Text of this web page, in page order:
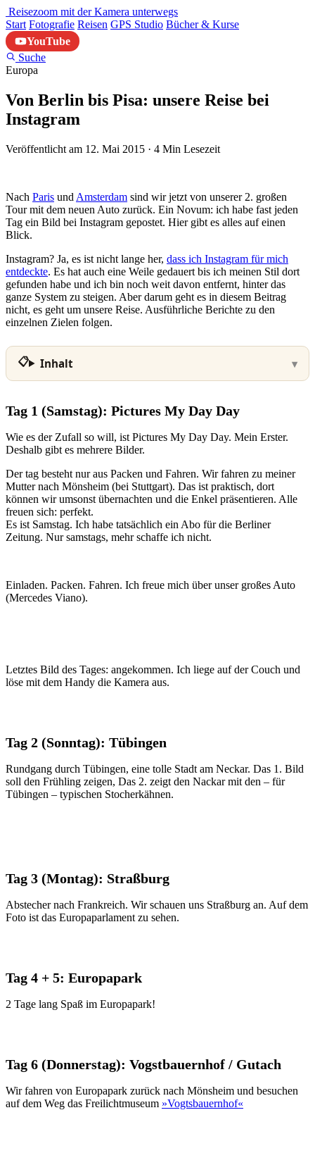
Reisezoom mit der Kamera unterwegs
Start Fotografie Reisen GPS Studio Bücher & Kurse
YouTube
Suche
Europa
Von Berlin bis Pisa: unsere Reise bei
Instagram
Veröffentlicht am 12. Mai 2015 · 4 Min Lesezeit
Nach Paris und Amsterdam sind wir jetzt von unserer 2. großen
Tour mit dem neuen Auto zurück. Ein Novum: ich habe fast jeden
Tag ein Bild bei Instagram gepostet. Hier gibt es alles auf einen
Blick.
Instagram? Ja, es ist nicht lange her, dass ich Instagram für mich
entdeckte. Es hat auch eine Weile gedauert bis ich meinen Stil dort
gefunden habe und ich bin noch weit davon entfernt, hinter das
ganze System zu steigen. Aber darum geht es in diesem Beitrag
nicht, es geht um unsere Reise. Ausführliche Berichte zu den
einzelnen Zielen folgen.
Inhalt
Tag 1 (Samstag): Pictures My Day Day
Wie es der Zufall so will, ist Pictures My Day Day. Mein Erster.
Deshalb gibt es mehrere Bilder.
Der tag besteht nur aus Packen und Fahren. Wir fahren zu meiner
Mutter nach Mönsheim (bei Stuttgart). Das ist praktisch, dort
können wir umsonst übernachten und die Enkel präsentieren. Alle
freuen sich: perfekt.
Es ist Samstag. Ich habe tatsächlich ein Abo für die Berliner
Zeitung. Nur samstags, mehr schaffe ich nicht.
Einladen. Packen. Fahren. Ich freue mich über unser großes Auto
(Mercedes Viano).
Letztes Bild des Tages: angekommen. Ich liege auf der Couch und
löse mit dem Handy die Kamera aus.
Tag 2 (Sonntag): Tübingen
Rundgang durch Tübingen, eine tolle Stadt am Neckar. Das 1. Bild
soll den Frühling zeigen, Das 2. zeigt den Nackar mit den – für
Tübingen – typischen Stocherkähnen.
Tag 3 (Montag): Straßburg
Abstecher nach Frankreich. Wir schauen uns Straßburg an. Auf dem
Foto ist das Europaparlament zu sehen.
Tag 4 + 5: Europapark
2 Tage lang Spaß im Europapark!
Tag 6 (Donnerstag): Vogstbauernhof / Gutach
Wir fahren von Europapark zurück nach Mönsheim und besuchen
auf dem Weg das Freilichtmuseum »Vogtsbauernhof«